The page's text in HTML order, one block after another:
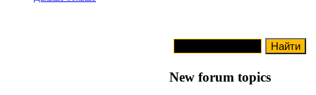
New forum topics